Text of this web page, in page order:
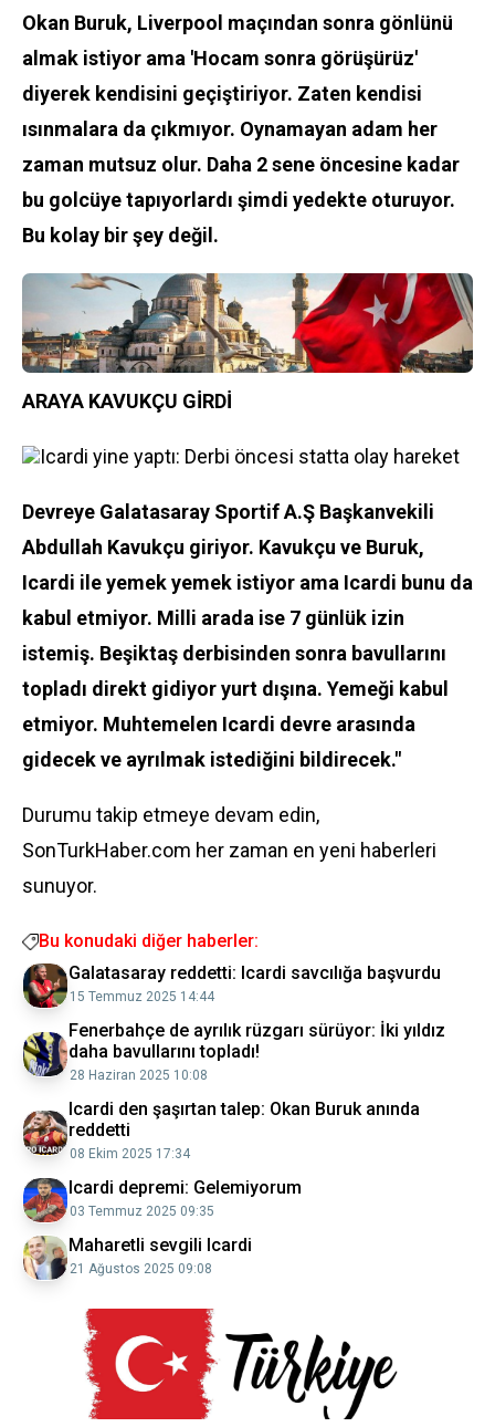
Okan Buruk, Liverpool maçından sonra gönlünü
almak istiyor ama 'Hocam sonra görüşürüz'
diyerek kendisini geçiştiriyor. Zaten kendisi
ısınmalara da çıkmıyor. Oynamayan adam her
zaman mutsuz olur. Daha 2 sene öncesine kadar
bu golcüye tapıyorlardı şimdi yedekte oturuyor.
Bu kolay bir şey değil.
ARAYA KAVUKÇU GİRDİ
Icardi yine yaptı: Derbi öncesi statta olay hareket
Devreye Galatasaray Sportif A.Ş Başkanvekili
Abdullah Kavukçu giriyor. Kavukçu ve Buruk,
Icardi ile yemek yemek istiyor ama Icardi bunu da
kabul etmiyor. Milli arada ise 7 günlük izin
istemiş. Beşiktaş derbisinden sonra bavullarını
topladı direkt gidiyor yurt dışına. Yemeği kabul
etmiyor. Muhtemelen Icardi devre arasında
gidecek ve ayrılmak istediğini bildirecek."
Durumu takip etmeye devam edin,
SonTurkHaber.com her zaman en yeni haberleri
sunuyor.
Bu konudaki diğer haberler:
Galatasaray reddetti: Icardi savcılığa başvurdu
15 Temmuz 2025 14:44
Fenerbahçe de ayrılık rüzgarı sürüyor: İki yıldız
daha bavullarını topladı!
28 Haziran 2025 10:08
Icardi den şaşırtan talep: Okan Buruk anında
reddetti
08 Ekim 2025 17:34
Icardi depremi: Gelemiyorum
03 Temmuz 2025 09:35
Maharetli sevgili Icardi
21 Ağustos 2025 09:08